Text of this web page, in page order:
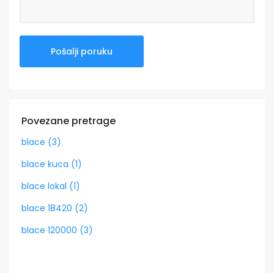
Povezane pretrage
blace (3)
blace kuca (1)
blace lokal (1)
blace 18420 (2)
blace 120000 (3)